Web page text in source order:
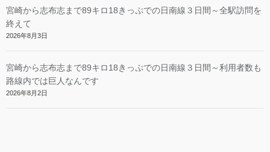
宮崎から志布志まで89キロ18きっぷでの日南線３日間～全駅訪問を
終えて
2026年8月3日
宮崎から志布志まで89キロ18きっぷでの日南線３日間～利用者数も
路線内では巨人なんです
2026年8月2日